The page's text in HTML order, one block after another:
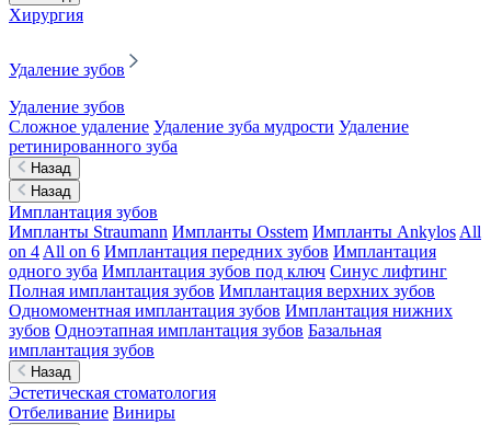
Хирургия
Удаление зубов
Удаление зубов
Сложное удаление Удаление зуба мудрости Удаление
ретинированного зуба
Назад
Назад
Имплантация зубов
Импланты Straumann Импланты Osstem Импланты Ankylos All
on 4 All on 6 Имплантация передних зубов Имплантация
одного зуба Имплантация зубов под ключ Синус лифтинг
Полная имплантация зубов Имплантация верхних зубов
Одномоментная имплантация зубов Имплантация нижних
зубов Одноэтапная имплантация зубов Базальная
имплантация зубов
Назад
Эстетическая стоматология
Отбеливание Виниры